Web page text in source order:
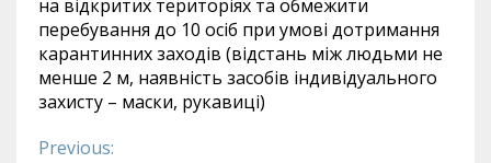
на відкритих територіях та обмежити
перебування до 10 осіб при умові дотримання
карантинних заходів (відстань між людьми не
менше 2 м, наявність засобів індивідуального
захисту – маски, рукавиці)
Previous: